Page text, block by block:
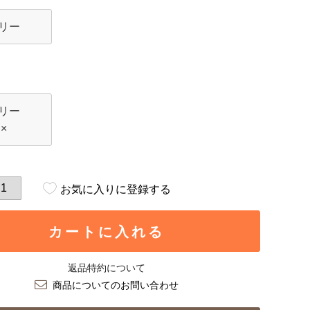
ー
ー
×
お気に入りに登録する
カートに入れる
返品特約について
商品についてのお問い合わせ